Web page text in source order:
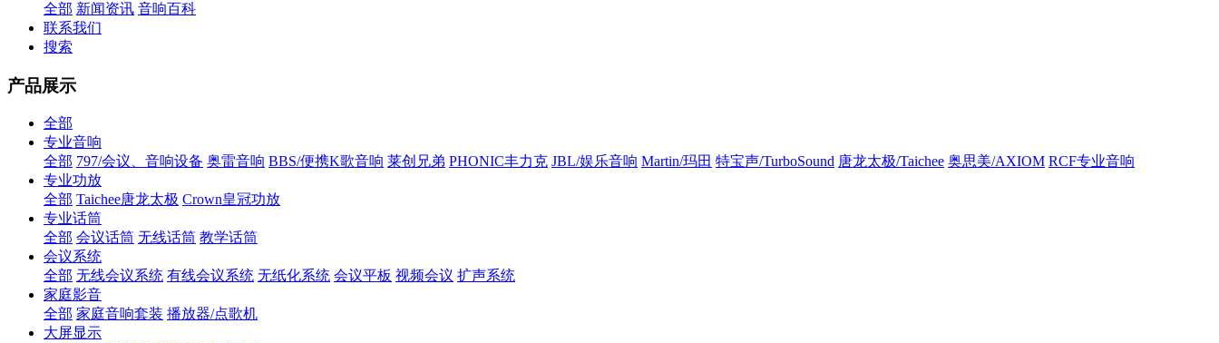
全部 新闻资讯 音响百科
联系我们
搜索
产品展示
全部
专业音响
全部 797/会议、音响设备 奥雷音响 BBS/便携K歌音响 莱创兄弟 PHONIC丰力克 JBL/娱乐音响 Martin/玛田 特宝声/TurboSound 唐龙太极/Taichee 奥思美/AXIOM RCF专业音响
专业功放
全部 Taichee唐龙太极 Crown皇冠功放
专业话筒
全部 会议话筒 无线话筒 教学话筒
会议系统
全部 无线会议系统 有线会议系统 无纸化系统 会议平板 视频会议 扩声系统
家庭影音
全部 家庭音响套装 播放器/点歌机
大屏显示